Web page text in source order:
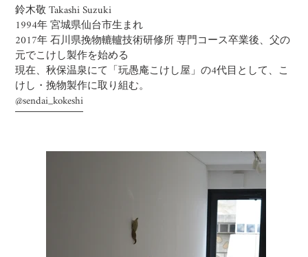
鈴木敬 Takashi Suzuki
1994年 宮城県仙台市生まれ
2017年 石川県挽物轆轤技術研修所 専門コース卒業後、父の
元でこけし製作を始める
現在、秋保温泉にて「玩愚庵こけし屋」の4代目として、こ
けし・挽物製作に取り組む。
@sendai_kokeshi